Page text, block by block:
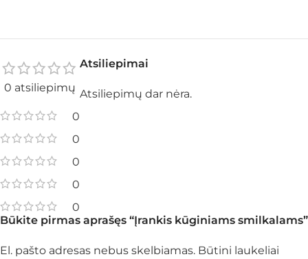
0 atsiliepimų
0
0
0
0
0
Atsiliepimai
Atsiliepimų dar nėra.
Būkite pirmas aprašęs “Įrankis kūginiams smilkalams”
El. pašto adresas nebus skelbiamas. Būtini laukeliai